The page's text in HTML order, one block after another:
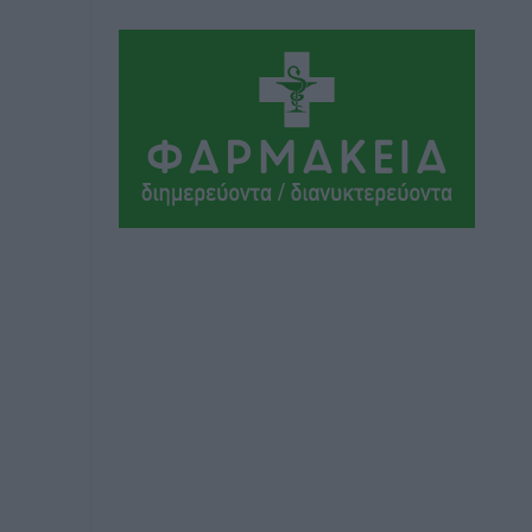
Το εκλογικό ρολόι του Μαξίμου χτυπά
τέλη Μαΐου του 2027
πριν 3 ώρες
ΦΟΔΣΑ Νοτίου Αιγαίου: «Δεν ζητάμε
ασυλία – ζητάμε θεσμική προστασία